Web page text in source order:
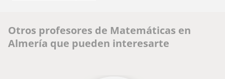
Otros profesores de Matemáticas en
Almería que pueden interesarte